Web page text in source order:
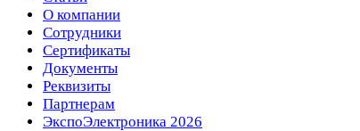
О компании
Сотрудники
Сертификаты
Документы
Реквизиты
Партнерам
ЭкспоЭлектроника 2026